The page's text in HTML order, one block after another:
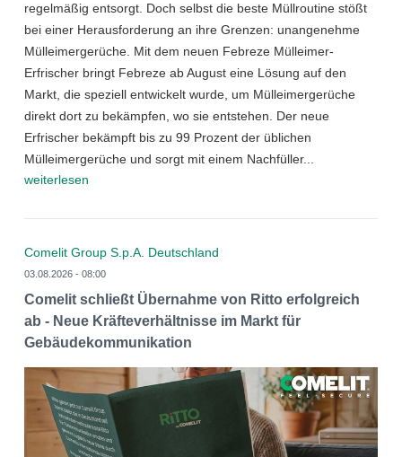
regelmäßig entsorgt. Doch selbst die beste Müllroutine stößt
bei einer Herausforderung an ihre Grenzen: unangenehme
Mülleimergerüche. Mit dem neuen Febreze Mülleimer-
Erfrischer bringt Febreze ab August eine Lösung auf den
Markt, die speziell entwickelt wurde, um Mülleimergerüche
direkt dort zu bekämpfen, wo sie entstehen. Der neue
Erfrischer bekämpft bis zu 99 Prozent der üblichen
Mülleimergerüche und sorgt mit einem Nachfüller...
weiterlesen
Comelit Group S.p.A. Deutschland
03.08.2026 - 08:00
Comelit schließt Übernahme von Ritto erfolgreich
ab - Neue Kräfteverhältnisse im Markt für
Gebäudekommunikation